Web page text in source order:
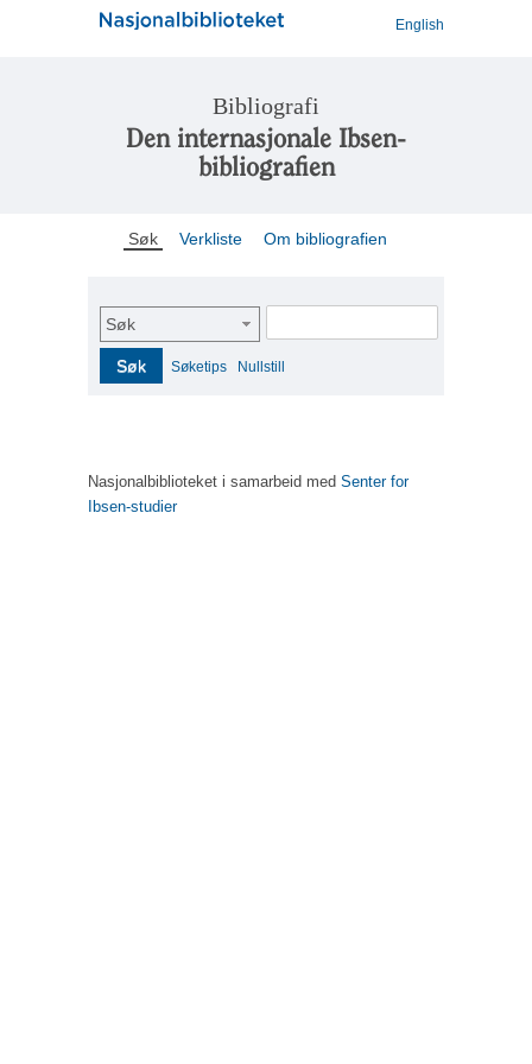
English
Bibliografi
Den internasjonale Ibsen-
bibliografien
Søk Verkliste Om bibliografien
Søk
Søk Søketips Nullstill
Nasjonalbiblioteket i samarbeid med Senter for
Ibsen-studier